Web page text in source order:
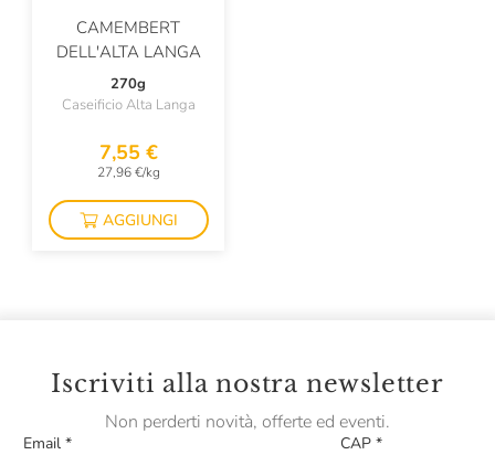
Pasta Fresca Rossi
Pastificio Artusi
Pastificio Vallebelbo
Pausa Café
Pollastrini
Prima Colta
CAMEMBERT
DELL'ALTA LANGA
270g
Caseificio Alta Langa
7,55 €
27,96 €/kg
AGGIUNGI
Iscriviti alla nostra newsletter
Non perderti novità, offerte ed eventi.
Email * CAP *